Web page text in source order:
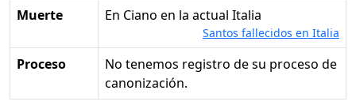
Muerte
en Ciano en la actual Italia
Santos fallecidos en Italia
Proceso
No tenemos registro de su proceso de
canonización.